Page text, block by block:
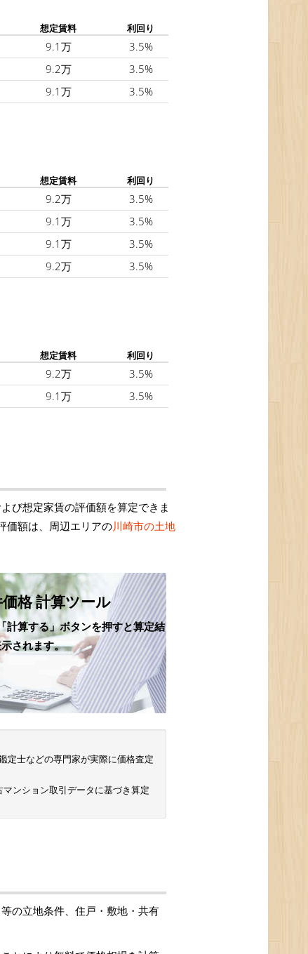
想定賃料 利回り
9.1万
3.5%
9.2万
3.5%
9.1万 3.5%
想定賃料 利回り
9.2万
3.5%
9.1万
3.5%
9.1万
3.5%
9.2万 3.5%
想定賃料 利回り
9.2万
3.5%
9.1万 3.5%
び想定家賃の評価額を算定できま
価額は、周辺エリアの川崎市の土地
格 計算ツール
計算する」ボタンを押すと算定結
されます。
定士などの専門家が実際に価格査定
ンション取引データに基づき算定
の立地条件、住戸・敷地・共有